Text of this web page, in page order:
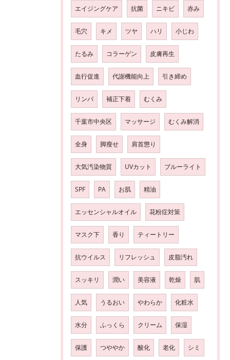
エイジングケア 抗菌 ニキビ 赤み
毛穴 キメ ツヤ ハリ 小じわ
たるみ コラーゲン 皮膚再生
血行促進 代謝機能向上 引き締め
リンパ 補正下着 むくみ
千葉市中央区 マッサージ むくみ解消
全身 脚瘦せ 肩首懲り
大気汚染物質 UVカット ブルーライト
SPF PA お肌 精油
エッセンシャルオイル 花粉症対策
マスク下 香り ティートリー
抗ウイルス リフレッシュ 皮脂汚れ
スッキリ 潤い 美容液 乾燥 肌
人気 うるおい やわらか 化粧水
水分 ふっくら クリーム 保湿
保護 つややか 酸化 老化 シミ